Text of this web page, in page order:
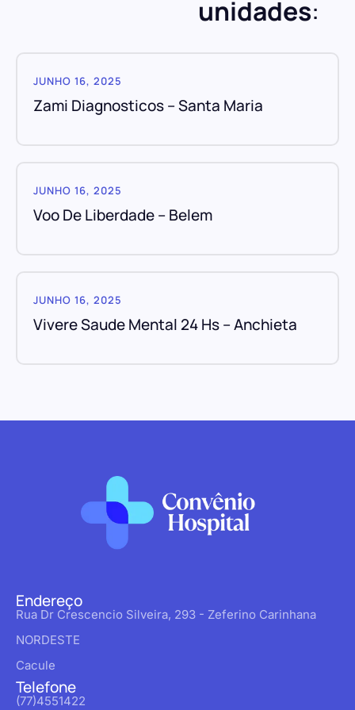
unidades:
JUNHO 16, 2025
Zami Diagnosticos – Santa Maria
JUNHO 16, 2025
Voo De Liberdade – Belem
JUNHO 16, 2025
Vivere Saude Mental 24 Hs – Anchieta
Endereço
Rua Dr Crescencio Silveira, 293 - Zeferino Carinhana
NORDESTE
Cacule
Telefone
(77)4551422